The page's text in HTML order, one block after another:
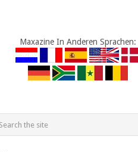
Maxazine In Anderen Sprachen: